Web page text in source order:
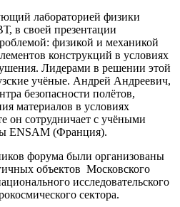
лабораторией физики
в своей презентации
физикой и механикой
конструкций в условиях
Лидерами в решении этой
учёные. Андрей Андреевич,
безопасности полётов,
материалов в условиях
он сотрудничает с учёными
ENSAM (Франция).
форума были организованы
объектов Московского
исследовательского
сектора.